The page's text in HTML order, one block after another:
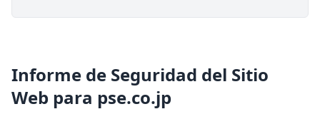
Informe de Seguridad del Sitio
Web para pse.co.jp